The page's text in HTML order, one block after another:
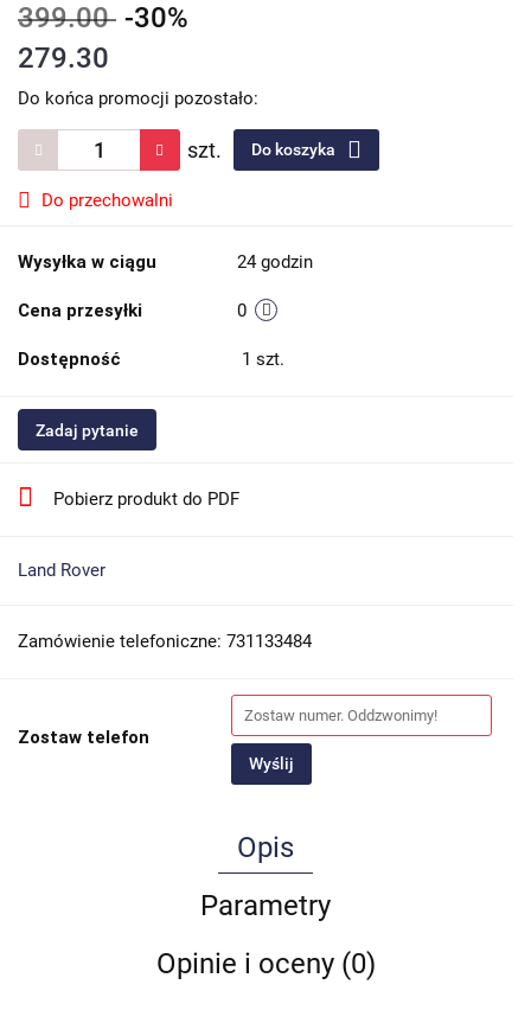
399.00 -30%
279.30
Do końca promocji pozostało:
szt. Do koszyka
Do przechowalni
Wysyłka w ciągu 24 godzin
Cena przesyłki 0
Dostępność 1 szt.
Zadaj pytanie
Pobierz produkt do PDF
Land Rover
Zamówienie telefoniczne: 731133484
Zostaw telefon
Wyślij
Opis
Parametry
Opinie i oceny (0)